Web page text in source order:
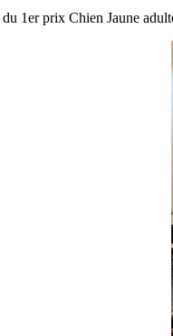
1er prix Chien Jaune